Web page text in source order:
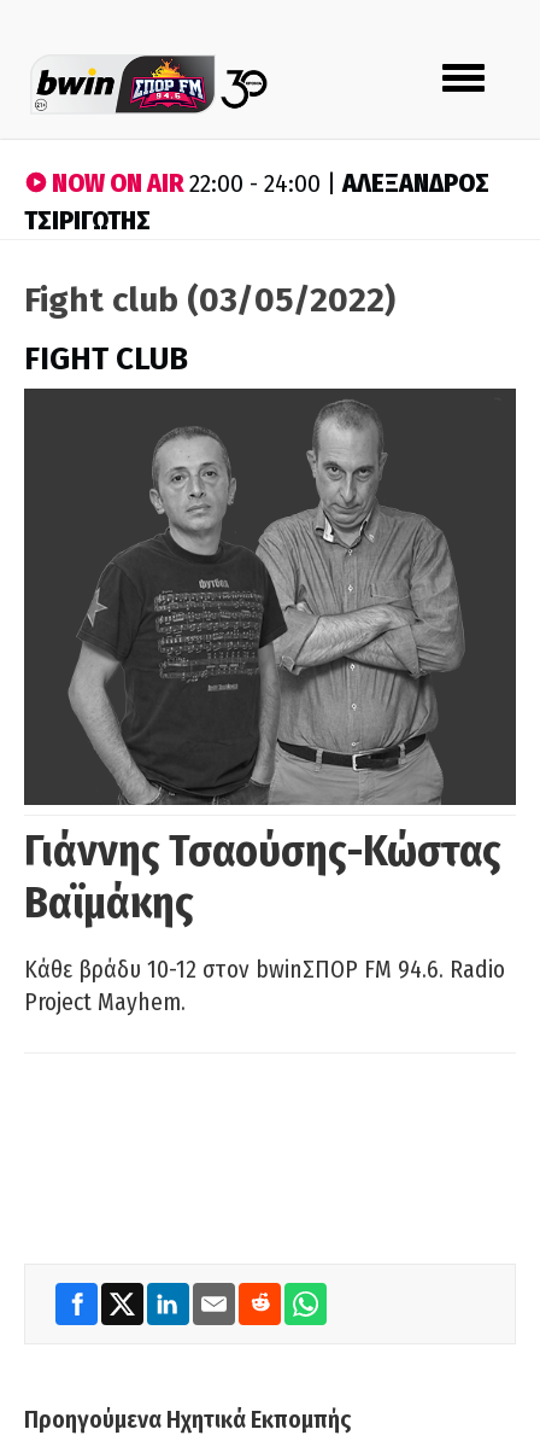
Toggle
navigation
NOW ON AIR22:00 - 24:00 |ΑΛΕΞΑΝΔΡΟΣ
ΤΣΙΡΙΓΩΤΗΣ
Fight club (03/05/2022)
FIGHT CLUB
Γιάννης Τσαούσης-Κώστας
Βαϊμάκης
Κάθε βράδυ 10-12 στον bwinΣΠΟΡ FM 94.6. Radio
Project Mayhem.
Προηγούμενα Ηχητικά Εκπομπής